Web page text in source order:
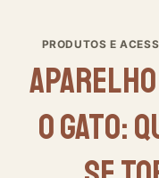
PRODUTOS E
O Gato: